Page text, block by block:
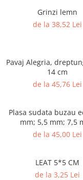
Polistiren
Vata bazaltica
Tevi PVC
Accesorii PVC
Vopsea lavabila
Vopsea lavabila
vopsele si lacuri
Grinzi lemn
de la 38,52 Lei
Pavaj Alegria, dreptunghi 21 x
14 cm
de la 45,76 Lei
Plasa sudata buzau
mm; 5,5 mm; 7,5
de la 45,00 Lei
LEAT 5*5 CM
de la 3,25 Lei